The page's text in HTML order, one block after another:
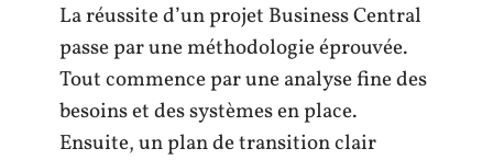
La réussite d’un projet Business Central
passe par une méthodologie éprouvée.
Tout commence par une analyse fine des
besoins et des systèmes en place.
Ensuite, un plan de transition clair